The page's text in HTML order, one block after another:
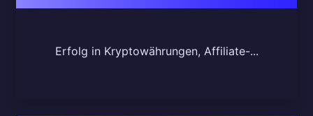
Erfolg in Kryptowährungen, Affiliate-...